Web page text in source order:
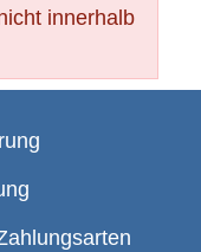
innerhalb